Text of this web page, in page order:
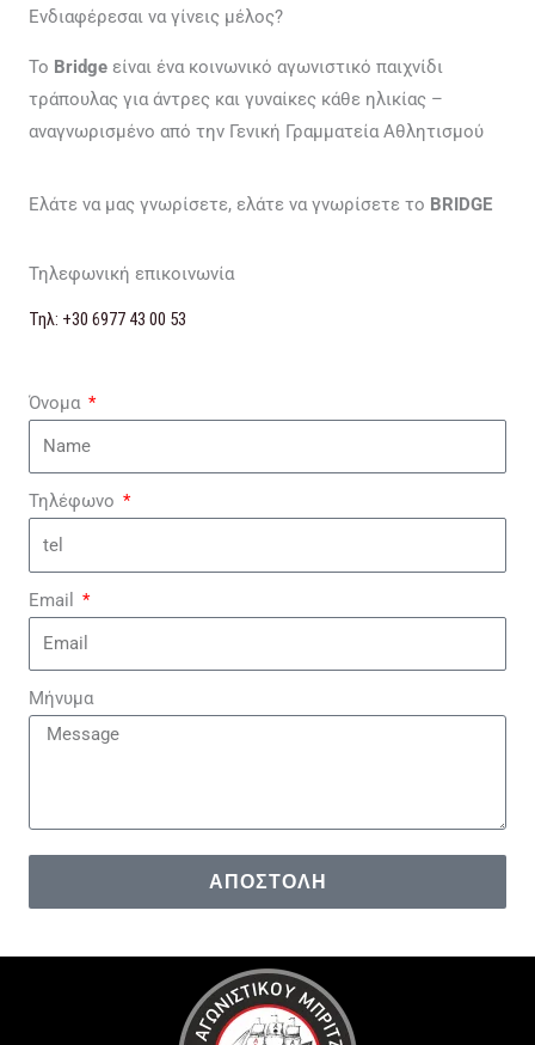
Ενδιαφέρεσαι να γίνεις μέλος?
Το Bridge είναι ένα κοινωνικό αγωνιστικό παιχνίδι
τράπουλας για άντρες και γυναίκες κάθε ηλικίας –
αναγνωρισμένο από την Γενική Γραμματεία Αθλητισμού
Ελάτε να μας γνωρίσετε, ελάτε να γνωρίσετε το BRIDGE
Τηλεφωνική επικοινωνία
Τηλ: +30 6977 43 00 53
Όνομα
Τηλέφωνο
Email
Μήνυμα
ΑΠΟΣΤΟΛΉ